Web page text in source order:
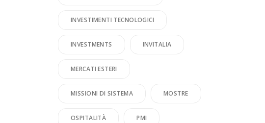
INVESTIMENTI TECNOLOGICI
INVESTMENTS INVITALIA
MERCATI ESTERI
MISSIONI DI SISTEMA MOSTRE
OSPITALITÀ PMI